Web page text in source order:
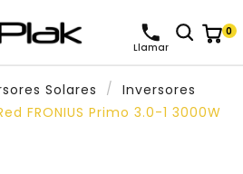
Llamar
0
Solares
Inversores
FRONIUS Primo 3.0-1 3000W